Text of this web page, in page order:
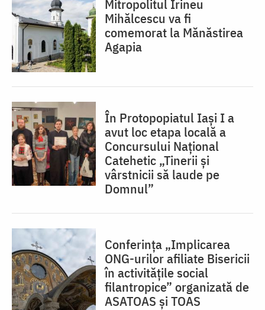
Mitropolitul Irineu
Mihălcescu va fi
comemorat la Mănăstirea
Agapia
În Protopopiatul Iaşi I a
avut loc etapa locală a
Concursului Naţional
Catehetic „Tinerii și
vârstnicii să laude pe
Domnul”
Conferința „Implicarea
ONG-urilor afiliate Bisericii
în activitățile social
filantropice” organizată de
ASATOAS și TOAS